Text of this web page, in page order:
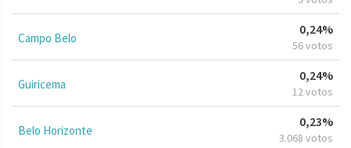
Campo Belo
0,24%
56 votos
Guiricema
0,24%
12 votos
Belo Horizonte
0,23%
3.068 votos